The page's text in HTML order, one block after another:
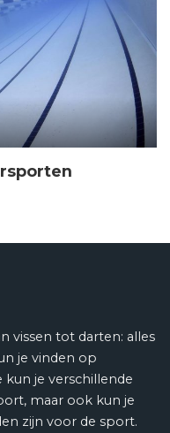
vissen tot darten: alles
je vinden op
je verschillende
maar ook kun je
zijn voor de sport.